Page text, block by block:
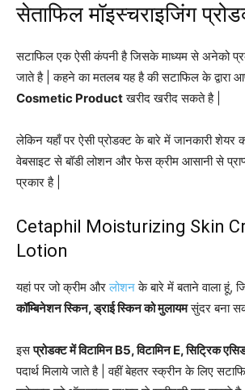
सेताफिल मॉइस्चराइजिंग
सटाफिल एक ऐसी कंपनी है जिसके माध्यम से अनेको
जाते है | कहने का मतलब यह है की सटाफिल के द्वारा
Cosmetic Productखरीद खरीद सकते है |
लेकिन यहाँ पर ऐसी प्रोडक्ट के बारे में जानकारी शेयर
वेबसाइट से बॉडी लोशन और फेस क्रीम आसानी से
प्रकार है |
Cetaphil Moisturizing Skin
Lotion
यहां पर जो क्रीम औरलोशनके बारे में बताने वाला हूं,
कॉम्बिनेशन स्किन, ड्राई स्किन को मुलायमसुंदर बना
इसप्रोडक्ट में विटामिन B5, विटामिन E, सिट्रिक
पदार्थ मिलाये जाते है | वहीं बेहतर स्क्रीन के लिए